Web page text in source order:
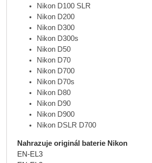
Nikon D100 SLR
Nikon D200
Nikon D300
Nikon D300s
Nikon D50
Nikon D70
Nikon D700
Nikon D70s
Nikon D80
Nikon D90
Nikon D900
Nikon DSLR D700
Nahrazuje originál baterie Nikon
EN-EL3